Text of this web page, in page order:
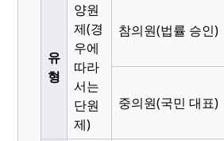
유
형
양원
제(경
우에
따라
서는
단원
제)
참의원(법률 승인)
중의원(국민 대표)